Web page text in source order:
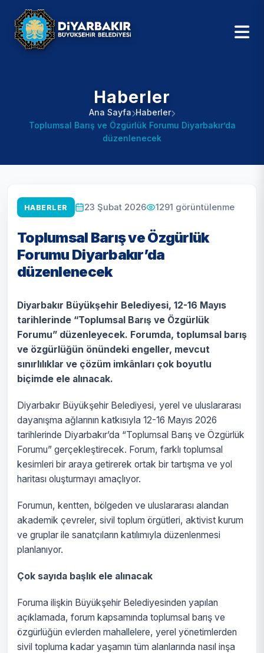
Haberler
Ana Sayfa Haberler
Toplumsal Barış ve Özgürlük Forumu Diyarbakır’da
düzenlenecek
HABERLER 23 Şubat 2026 1291 görüntülenme
Toplumsal Barış ve Özgürlük
Forumu Diyarbakır’da
düzenlenecek
Diyarbakır Büyükşehir Belediyesi, 12-16 Mayıs
tarihlerinde “Toplumsal Barış ve Özgürlük
Forumu” düzenleyecek. Forumda, toplumsal barış
ve özgürlüğün önündeki engeller, mevcut
sınırlılıklar ve çözüm imkânları çok boyutlu
biçimde ele alınacak.
Diyarbakır Büyükşehir Belediyesi, yerel ve uluslararası
dayanışma ağlarının katkısıyla 12-16 Mayıs 2026
tarihlerinde Diyarbakır’da “Toplumsal Barış ve Özgürlük
Forumu” gerçekleştirecek. Forum, farklı toplumsal
kesimleri bir araya getirerek ortak bir tartışma ve yol
haritası oluşturmayı amaçlıyor.
Forumun, kentten, bölgeden ve uluslararası alandan
akademik çevreler, sivil toplum örgütleri, aktivist kurum
ve gruplar ile sanatçıların katılımıyla düzenlenmesi
planlanıyor.
Çok sayıda başlık ele alınacak
Foruma ilişkin Büyükşehir Belediyesinden yapılan
açıklamada, forum kapsamında toplumsal barış ve
özgürlüğün evlerden mahallelere, yerel yönetimlerden
sivil topluma kadar yaşamın tüm alanlarında nasıl inşa